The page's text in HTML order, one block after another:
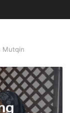
Mutqin